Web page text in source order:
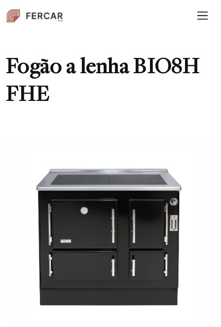
Fogão a lenha BIO8H
FHE